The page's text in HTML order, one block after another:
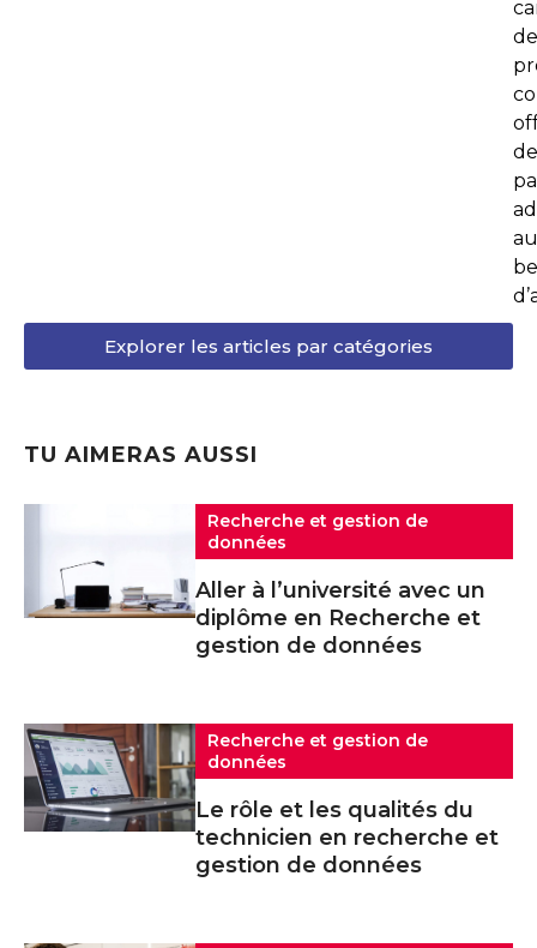
de
Explorer les articles par catégories
TU AIMERAS AUSSI
Recherche et gestion de
données
Aller à l’université avec un
diplôme en Recherche et
gestion de données
Recherche et gestion de
données
Le rôle et les qualités du
technicien en recherche et
gestion de données